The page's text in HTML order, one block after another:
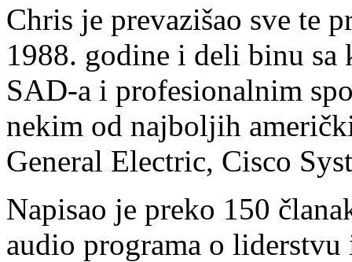
Chris je prevazišao sve te
1988. godine i deli binu sa
SAD-a i profesionalnim
nekim od najboljih
General Electric, Cisco
Napisao je preko 150
audio programa o